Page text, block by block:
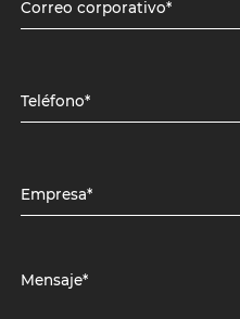
Correo corporativo*
Teléfono*
Empresa*
Mensaje*